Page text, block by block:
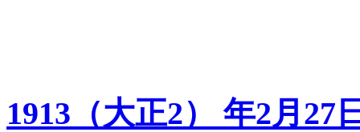
1913（大正2） 年2月27